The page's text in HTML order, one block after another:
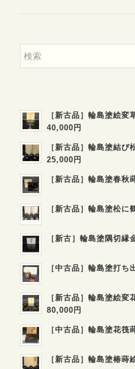
［新古品］輪島塗絵変
40,000円
［新古品］輪島塗結び
25,000円
［新古品］輪島塗春
［新古品］輪島塗松
［新古］輪島塗隅切
［中古品］輪島塗打ち
［新古品］輪島塗絵変
80,000円
［中古品］輪島塗花筏
［新古品］輪島塗椿